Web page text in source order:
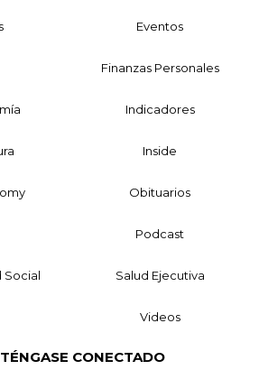
Eventos
Finanzas Personales
Indicadores
Inside
Obituarios
Podcast
Social Salud Ejecutiva
Videos
CONECTADO